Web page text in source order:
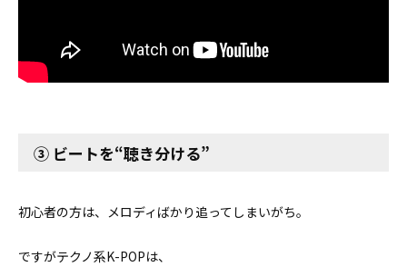
③ ビートを“聴き分ける”
初心者の方は、メロディばかり追ってしまいがち。
ですがテクノ系K-POPは、